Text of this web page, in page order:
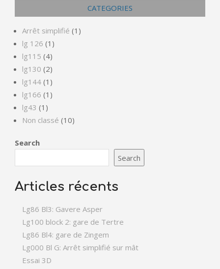
CATEGORIES
Arrêt simplifié (1)
lg 126 (1)
lg115 (4)
lg130 (2)
lg144 (1)
lg166 (1)
lg43 (1)
Non classé (10)
Search
Search
Articles récents
Lg86 Bl3: Gavere Asper
Lg100 block 2: gare de Tertre
Lg86 Bl4: gare de Zingem
Lg000 Bl G: Arrêt simplifié sur mât
Essai 3D